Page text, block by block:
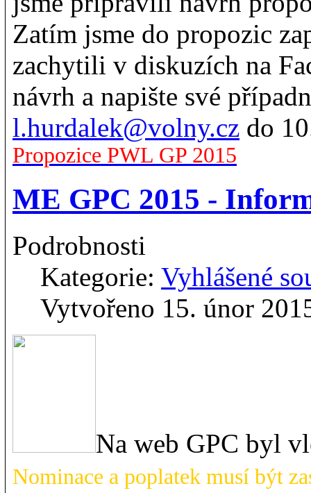
Zatím jsme do propozic
zachytili v diskuzích na
návrh a napište své
l.hurdalek@volny.cz do
Propozice PWL GP 2015
ME GPC 2015 -
Podrobnosti
Kategorie: Vyhlášené
Vytvořeno 15. únor
Na web GPC byl
Nominace a poplatek musí být